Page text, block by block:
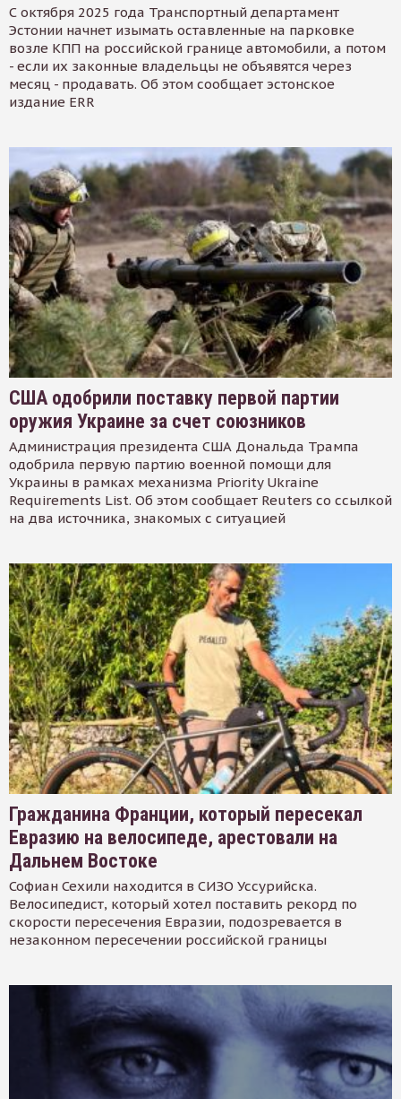
С октября 2025 года Транспортный департамент
Эстонии начнет изымать оставленные на парковке
возле КПП на российской границе автомобили, а потом
- если их законные владельцы не объявятся через
месяц - продавать. Об этом сообщает эстонское
издание ERR
США одобрили поставку первой партии
оружия Украине за счет союзников
Администрация президента США Дональда Трампа
одобрила первую партию военной помощи для
Украины в рамках механизма Priority Ukraine
Requirements List. Об этом сообщает Reuters со ссылкой
на два источника, знакомых с ситуацией
Гражданина Франции, который пересекал
Евразию на велосипеде, арестовали на
Дальнем Востоке
Софиан Сехили находится в СИЗО Уссурийска.
Велосипедист, который хотел поставить рекорд по
скорости пересечения Евразии, подозревается в
незаконном пересечении российской границы